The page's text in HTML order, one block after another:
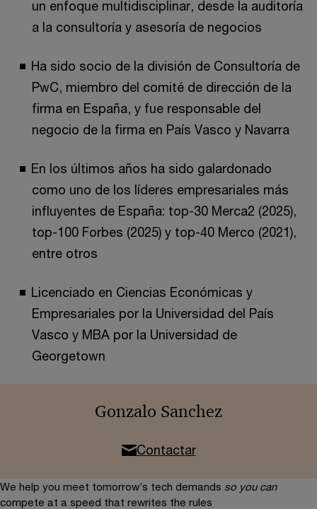
un enfoque multidisciplinar, desde la auditoría
a la consultoría y asesoría de negocios
Ha sido socio de la división de Consultoría de
PwC, miembro del comité de dirección de la
firma en España, y fue responsable del
negocio de la firma en País Vasco y Navarra
En los últimos años ha sido galardonado
como uno de los líderes empresariales más
influyentes de España: top-30 Merca2 (2025),
top-100 Forbes (2025) y top-40 Merco (2021),
entre otros
Licenciado en Ciencias Económicas y
Empresariales por la Universidad del País
Vasco y MBA por la Universidad de
Georgetown
Gonzalo Sanchez
Contactar
We help you meet tomorrow’s tech demands so you can
compete at a speed that rewrites the rules